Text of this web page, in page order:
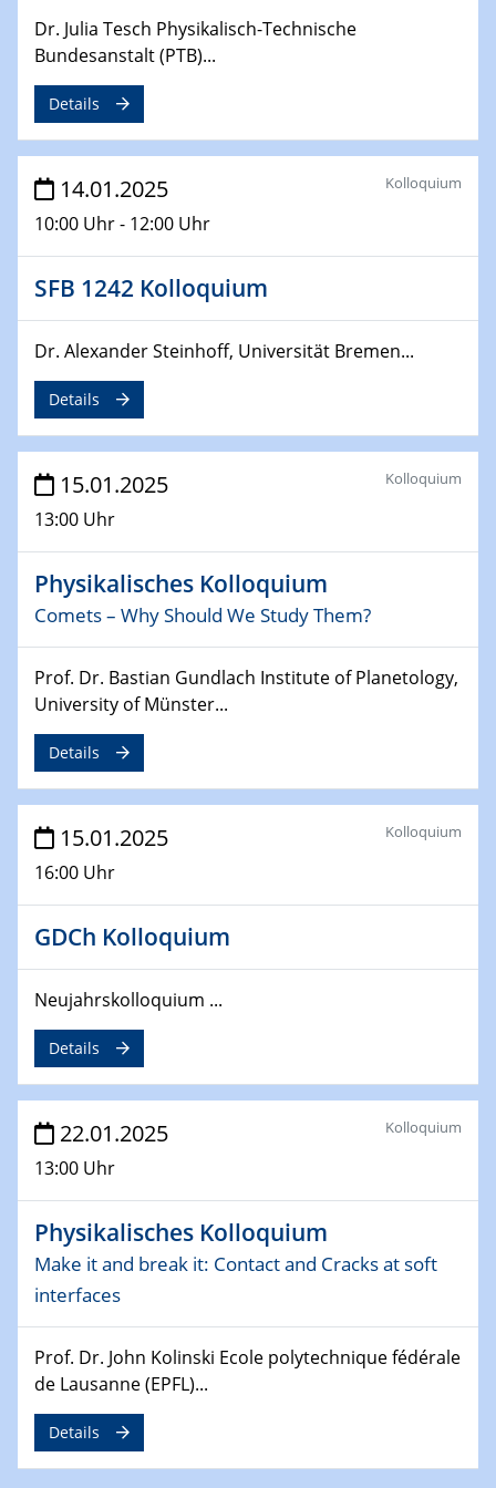
06.02.2025
Sfb-trr247-all Seminar
Sfb-trr247-all Workshop
UnOCat
11.02.2025
SFB/TRR 270 Kolloquium
Social Hour
CENIDE / ZBT / IW
11.02.2025
Natural Water to H2
12.02.2025 - 14.02.2025
Sfb-trr247-all Annual Meeting
24.02.2025
CENIDE-BGU Seminar
27.02.2025
WIN & CENIDE Seminar Series on 2D-
MATURE
27.02.2025
Sfb-trr247-all Seminar
18.03.2025 - 19.03.2025
Kooperationsseminar
Elektrolyse/Brennstoffzelle
21.03.2025
EIC Pathfinder
deep-tech R&D
26.03.2025 - 28.03.2025
2nd ACAMEC 2025
Conversion
WIN & CENIDE Seminar Series on 2D-
MATURE
27.03.2025
CENIDE-BGU Seminar
01.04.2025
Colloquia Series on Sustainable Metallurgy
Towards more sustainable uses of rare earth elements
- from an inorganic and biological perspective
Dr. Julia Tesch Physikalisch-Technische
Bundesanstalt (PTB)...
Details
14.01.2025
10:00 Uhr - 12:00 Uhr
Kolloquium
SFB 1242 Kolloquium
Dr. Alexander Steinhoff, Universität Bremen...
Details
15.01.2025
13:00 Uhr
Kolloquium
Physikalisches Kolloquium
Comets – Why Should We Study Them?
Prof. Dr. Bastian Gundlach Institute of Planetology,
University of Münster...
Details
15.01.2025
16:00 Uhr
Kolloquium
GDCh Kolloquium
Neujahrskolloquium ...
Details
22.01.2025
13:00 Uhr
Kolloquium
Physikalisches Kolloquium
Make it and break it: Contact and Cracks at soft
interfaces
Prof. Dr. John Kolinski Ecole polytechnique fédérale
de Lausanne (EPFL)...
Details